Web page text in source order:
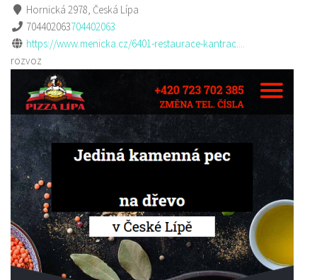
Hornická 2978, Česká Lípa
704402063704402063
https://www.menicka.cz/6401-restaurace-kantrac....
rozvoz